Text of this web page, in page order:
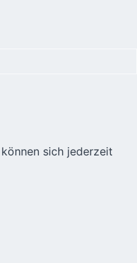
sich jederzeit